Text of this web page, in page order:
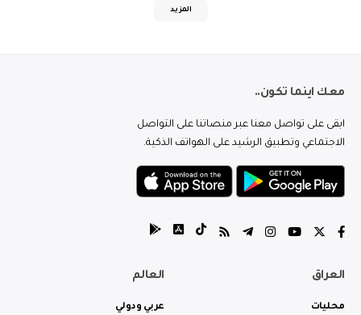
المزيد
معك اينما تكون..
ابقى على تواصل معنا عبر منصاتنا على التواصل
الاجتماعي وتطبيق الرشيد على الهواتف الذكية.
العراق
محليات
العالم
عربي ودولي